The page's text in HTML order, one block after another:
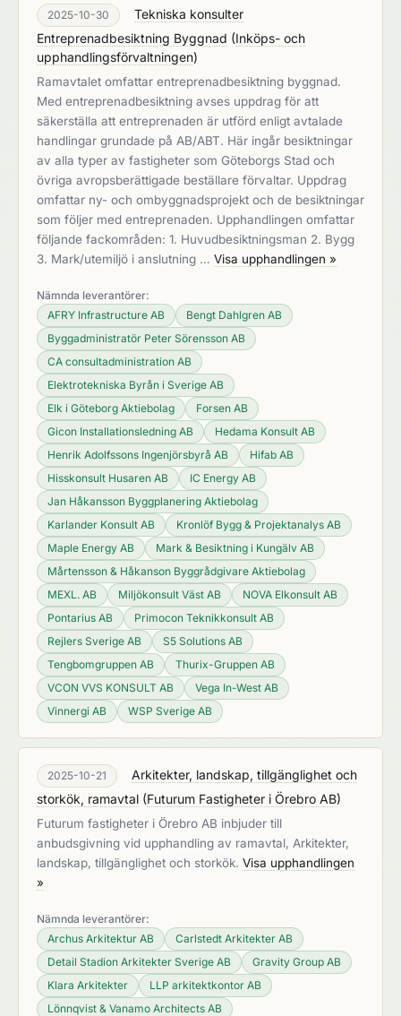
2025-10-30
Tekniska konsulter
Entreprenadbesiktning Byggnad (Inköps- och
upphandlingsförvaltningen)
Ramavtalet omfattar entreprenadbesiktning byggnad.
Med entreprenadbesiktning avses uppdrag för att
säkerställa att entreprenaden är utförd enligt avtalade
handlingar grundade på AB/ABT. Här ingår besiktningar
av alla typer av fastigheter som Göteborgs Stad och
övriga avropsberättigade beställare förvaltar. Uppdrag
omfattar ny- och ombyggnadsprojekt och de besiktningar
som följer med entreprenaden. Upphandlingen omfattar
följande fackområden: 1. Huvudbesiktningsman 2. Bygg
3. Mark/utemiljö i anslutning … Visa upphandlingen »
Nämnda leverantörer:
AFRY Infrastructure AB
Bengt Dahlgren AB
Byggadministratör Peter Sörensson AB
CA consultadministration AB
Elektrotekniska Byrån i Sverige AB
Elk i Göteborg Aktiebolag
Forsen AB
Gicon Installationsledning AB
Hedama Konsult AB
Henrik Adolfssons Ingenjörsbyrå AB
Hifab AB
Hisskonsult Husaren AB
IC Energy AB
Jan Håkansson Byggplanering Aktiebolag
Karlander Konsult AB
Kronlöf Bygg & Projektanalys AB
Maple Energy AB
Mark & Besiktning i Kungälv AB
Mårtensson & Håkanson Byggrådgivare Aktiebolag
MEXL. AB
Miljökonsult Väst AB
NOVA Elkonsult AB
Pontarius AB
Primocon Teknikkonsult AB
Rejlers Sverige AB
S5 Solutions AB
Tengbomgruppen AB
Thurix-Gruppen AB
VCON VVS KONSULT AB
Vega In-West AB
Vinnergi AB
WSP Sverige AB
2025-10-21
Arkitekter, landskap, tillgänglighet och
storkök, ramavtal (Futurum Fastigheter i Örebro AB)
Futurum fastigheter i Örebro AB inbjuder till
anbudsgivning vid upphandling av ramavtal, Arkitekter,
landskap, tillgänglighet och storkök. Visa upphandlingen
»
Nämnda leverantörer:
Archus Arkitektur AB
Carlstedt Arkitekter AB
Detail Stadion Arkitekter Sverige AB
Gravity Group AB
Klara Arkitekter
LLP arkitektkontor AB
Lönnqvist & Vanamo Architects AB